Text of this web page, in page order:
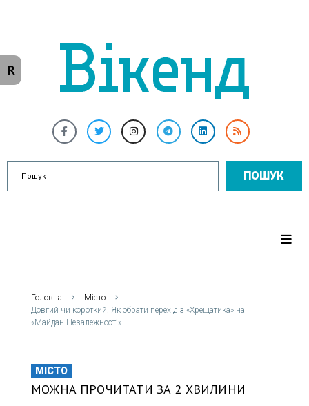
ПОШУК
Головна
Місто
Довгий чи короткий. Як обрати перехід з «Хрещатика» на
«Майдан Незалежності»
МІСТО
МОЖНА ПРОЧИТАТИ ЗА 2 ХВИЛИНИ
R